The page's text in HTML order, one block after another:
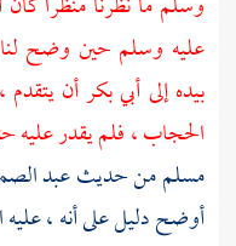
عليه وسلم حين وضح لنا
بيده إلىأبي بكرأن
الحجاب ، فلم يقدر عليه
مسلممن حديثعبد
أوضح دليل على أنه ، عليه